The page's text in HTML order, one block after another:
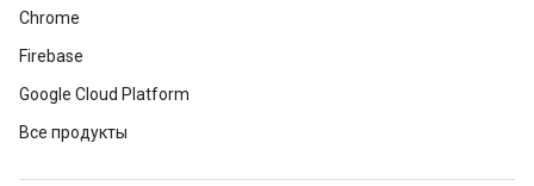
Chrome
Firebase
Google Cloud Platform
Все продукты